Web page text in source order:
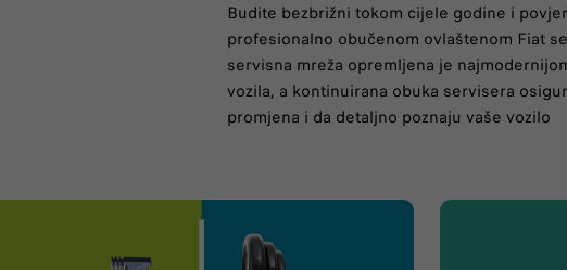
Budite bezbrižni tokom cijele godine i
profesionalno obučenom ovlaštenom Fiat
servisna mreža opremljena je
vozila, a kontinuirana obuka servisera
promjena i da detaljno poznaju vaše vozilo​